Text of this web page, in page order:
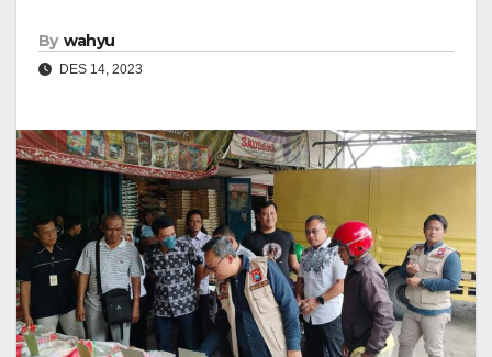
By wahyu
DES 14, 2023